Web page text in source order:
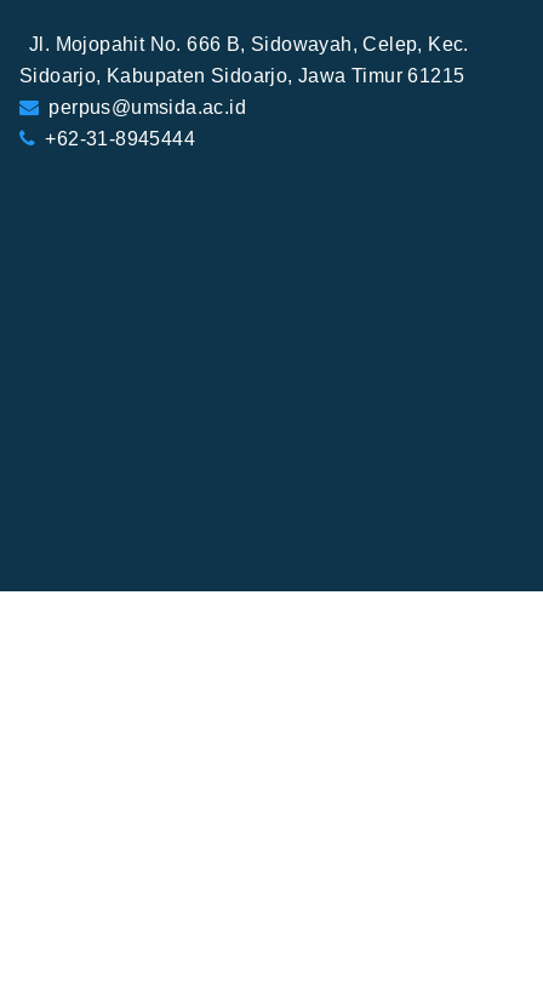
Jl. Mojopahit No. 666 B, Sidowayah, Celep, Kec.
Sidoarjo, Kabupaten Sidoarjo, Jawa Timur 61215
perpus@umsida.ac.id
+62-31-8945444